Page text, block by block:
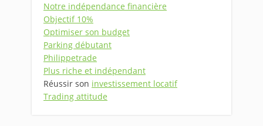
Notre indépendance financière
Objectif 10%
Optimiser son budget
Parking débutant
Philippetrade
Plus riche et indépendant
Réussir son investissement locatif
Trading attitude